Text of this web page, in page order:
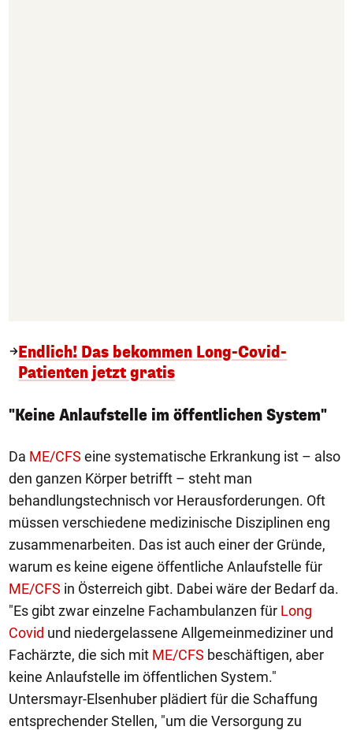
Endlich! Das bekommen Long-Covid-
Patienten jetzt gratis
"Keine Anlaufstelle im öffentlichen System"
Da ME/CFS eine systematische Erkrankung ist – also
den ganzen Körper betrifft – steht man
behandlungstechnisch vor Herausforderungen. Oft
müssen verschiedene medizinische Disziplinen eng
zusammenarbeiten. Das ist auch einer der Gründe,
warum es keine eigene öffentliche Anlaufstelle für
ME/CFS in Österreich gibt. Dabei wäre der Bedarf da.
"Es gibt zwar einzelne Fachambulanzen für Long
Covid und niedergelassene Allgemeinmediziner und
Fachärzte, die sich mit ME/CFS beschäftigen, aber
keine Anlaufstelle im öffentlichen System."
Untersmayr-Elsenhuber plädiert für die Schaffung
entsprechender Stellen, "um die Versorgung zu